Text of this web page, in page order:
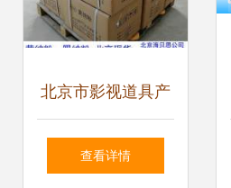
北京市影视道具产
品库 创意与实景的
查看详情